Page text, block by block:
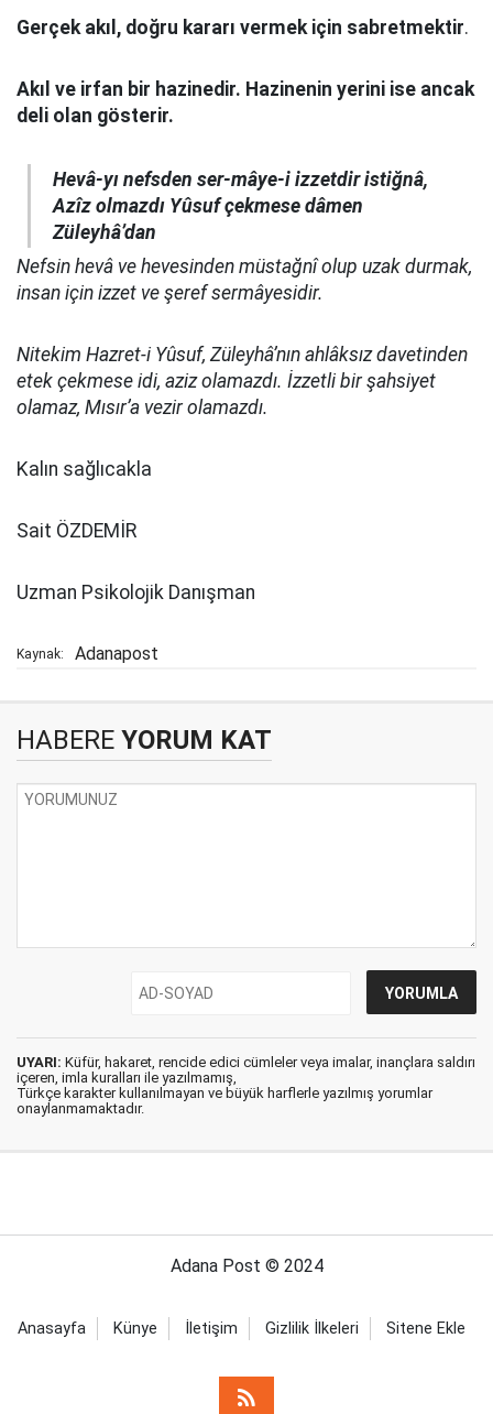
Gerçek akıl, doğru kararı vermek için sabretmektir.
Akıl ve irfan bir hazinedir. Hazinenin yerini ise ancak
deli olan gösterir.
Hevâ-yı nefsden ser-mâye-i izzetdir istiğnâ,
Azîz olmazdı Yûsuf çekmese dâmen
Züleyhâ’dan
Nefsin hevâ ve hevesinden müstağnî olup uzak durmak,
insan için izzet ve şeref sermâyesidir.
Nitekim Hazret-i Yûsuf, Züleyhâ’nın ahlâksız davetinden
etek çekmese idi, aziz olamazdı. İzzetli bir şahsiyet
olamaz, Mısır’a vezir olamazdı.
Kalın sağlıcakla
Sait ÖZDEMİR
Uzman Psikolojik Danışman
Kaynak: Adanapost
HABERE YORUM KAT
UYARI: Küfür, hakaret, rencide edici cümleler veya imalar, inançlara saldırı
içeren, imla kuralları ile yazılmamış,
Türkçe karakter kullanılmayan ve büyük harflerle yazılmış yorumlar
onaylanmamaktadır.
Adana Post © 2024
Anasayfa Künye İletişim Gizlilik İlkeleri Sitene Ekle